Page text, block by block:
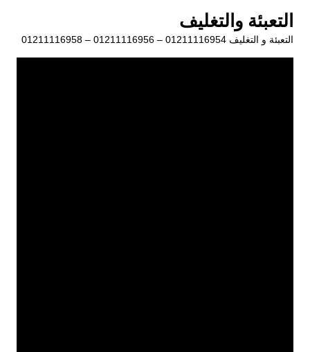
المحتوى
التعبئة والتغليف
التعبئة و التغليف 01211116954 – 01211116956 – 01211116958